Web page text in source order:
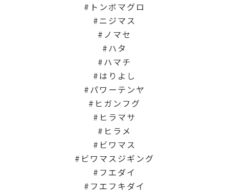
トンボマグロ
ニジマス
ノマセ
ハタ
ハマチ
はりよし
パワーテンヤ
ヒガンフグ
ヒラマサ
ヒラメ
ビワマス
ビワマスジギング
フエダイ
フエフキダイ